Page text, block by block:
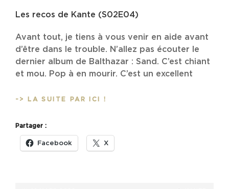
Les recos de Kante (S02E04)
Avant tout, je tiens à vous venir en aide avant
d’être dans le trouble. N’allez pas écouter le
dernier album de Balthazar : Sand. C’est chiant
et mou. Pop à en mourir. C’est un excellent
-> LA SUITE PAR ICI !
(S02E04)
Partager :
Facebook X